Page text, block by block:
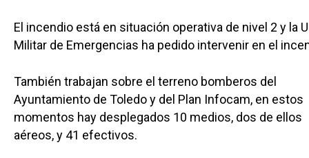
El incendio está en situación operativa de nivel 2 y la
Militar de Emergencias ha pedido intervenir en el
También trabajan sobre el terreno bomberos del
Ayuntamiento de Toledo y del Plan Infocam, en estos
momentos hay desplegados 10 medios, dos de ellos
aéreos, y 41 efectivos.